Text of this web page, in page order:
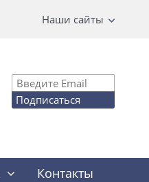
Наши сайты
Подписаться
Контакты